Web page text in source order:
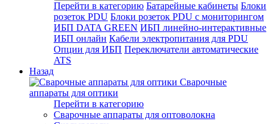
Перейти в категорию Батарейные кабинеты Блоки
розеток PDU Блоки розеток PDU с мониторингом
ИБП DATA GREEN ИБП линейно-интерактивные
ИБП онлайн Кабели электропитания для PDU
Опции для ИБП Переключатели автоматические
ATS
Назад
Сварочные
аппараты для оптики
Перейти в категорию
Сварочные аппараты для оптоволокна